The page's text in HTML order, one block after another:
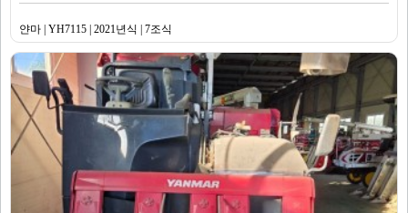
얀마 | YH7115 | 2021년식 | 7조식